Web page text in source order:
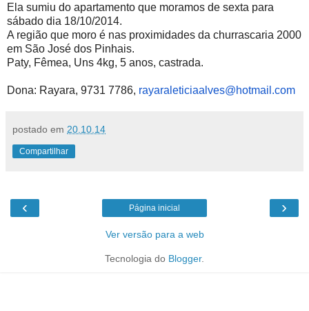
Ela sumiu do apartamento que moramos de sexta para
sábado dia 18/10/2014.
A região que moro é nas proximidades da churrascaria 2000
em São José dos Pinhais.
Paty, Fêmea, Uns 4kg, 5 anos, castrada.
Dona: Rayara, 9731 7786, rayaraleticiaalves@hotmail.com
postado em 20.10.14
Compartilhar
‹ ›
Página inicial
Ver versão para a web
Tecnologia do Blogger.